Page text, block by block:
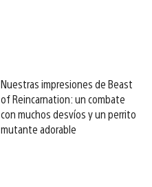
Nuestras impresiones de Beast
of Reincarnation: un combate
con muchos desvíos y un perrito
mutante adorable